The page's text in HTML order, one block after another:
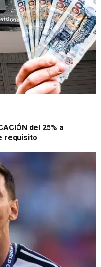
del 25% a
requisito